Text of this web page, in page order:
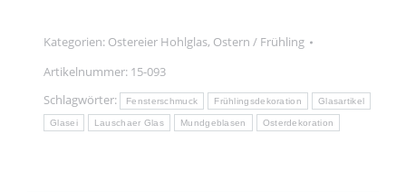
Kategorien: Ostereier Hohlglas, Ostern / Frühling
Artikelnummer: 15-093
Schlagwörter:
Fensterschmuck Frühlingsdekoration Glasartikel
Glasei Lauschaer Glas Mundgeblasen Osterdekoration